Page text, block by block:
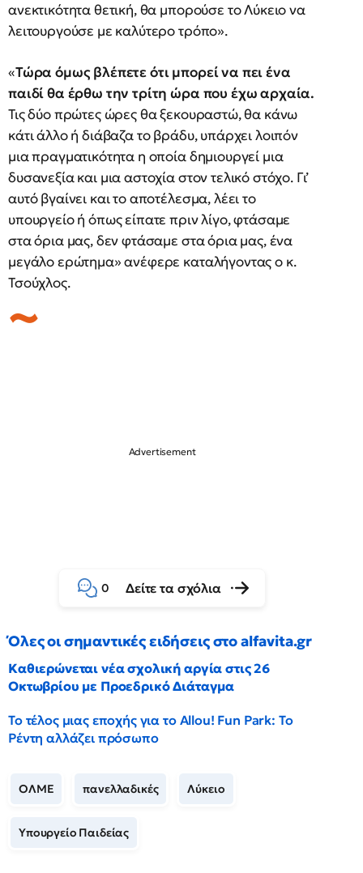
ανεκτικότητα θετική, θα μπορούσε το Λύκειο να
λειτουργούσε με καλύτερο τρόπο».
«Τώρα όμως βλέπετε ότι μπορεί να πει ένα
παιδί θα έρθω την τρίτη ώρα που έχω αρχαία.
Τις δύο πρώτες ώρες θα ξεκουραστώ, θα κάνω
κάτι άλλο ή διάβαζα το βράδυ, υπάρχει λοιπόν
μια πραγματικότητα η οποία δημιουργεί μια
δυσανεξία και μια αστοχία στον τελικό στόχο. Γι’
αυτό βγαίνει και το αποτέλεσμα, λέει το
υπουργείο ή όπως είπατε πριν λίγο, φτάσαμε
στα όρια μας, δεν φτάσαμε στα όρια μας, ένα
μεγάλο ερώτημα» ανέφερε καταλήγοντας ο κ.
Τσούχλος.
0 Δείτε τα σχόλια
Όλες οι σημαντικές ειδήσεις στο alfavita.gr
Καθιερώνεται νέα σχολική αργία στις 26
Οκτωβρίου με Προεδρικό Διάταγμα
Το τέλος μιας εποχής για το Allou! Fun Park: Το
Ρέντη αλλάζει πρόσωπο
ΟΛΜΕ πανελλαδικές Λύκειο
Υπουργείο Παιδείας